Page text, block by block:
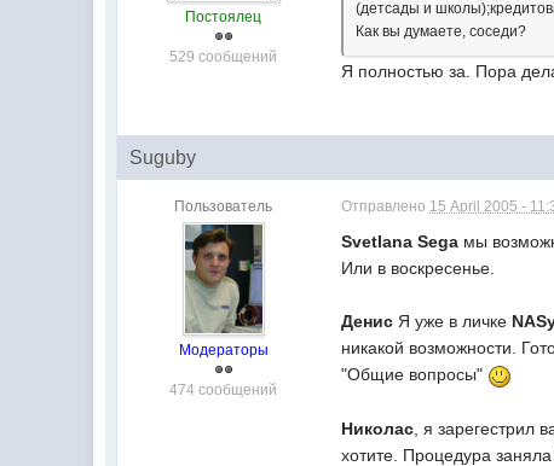
Постоялец
529 сообщений
(детсады и
Как вы думаете, соседи?
Я полностью за. Пора
Suguby
Пользователь
Модераторы
474 сообщений
Отправлено 15 April 2005 -
Svetlana Sega мы
Или в воскресенье.
Денис Я уже в личке
никакой возможности.
"Общие вопросы"
Николас , я
хотите. Процедура